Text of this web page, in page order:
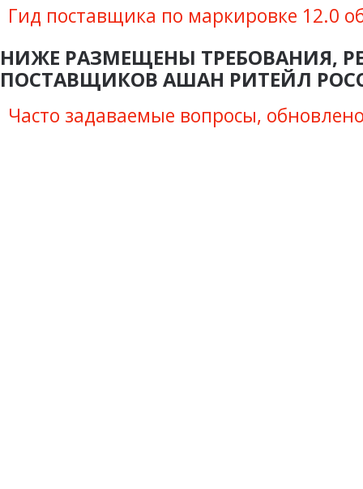
Гид поставщика по маркировке 12.0
НИЖЕ РАЗМЕЩЕНЫ ТРЕБОВАНИЯ,
ПОСТАВЩИКОВ АШАН РИТЕЙЛ
Часто задаваемые вопросы,